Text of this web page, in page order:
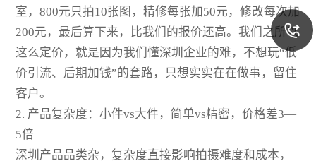
室，800元只拍10张图，精修每张加50元，修改每次加
200元，最后算下来，比我们的报价还高。我们之所以
这么定价，就是因为我们懂深圳企业的难，不想玩“低
价引流、后期加钱”的套路，只想实实在在做事，留住
客户。
2. 产品复杂度：小件vs大件，简单vs精密，价格差3—
5倍
深圳产品品类杂，复杂度直接影响拍摄难度和成本，